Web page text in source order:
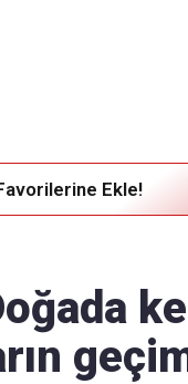
Ekle!